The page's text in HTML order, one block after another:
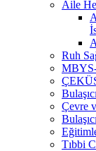
Aile
Ruh
Çevre
Tıbbi